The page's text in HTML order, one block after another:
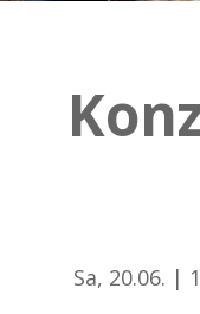
Sa, 20.06. |